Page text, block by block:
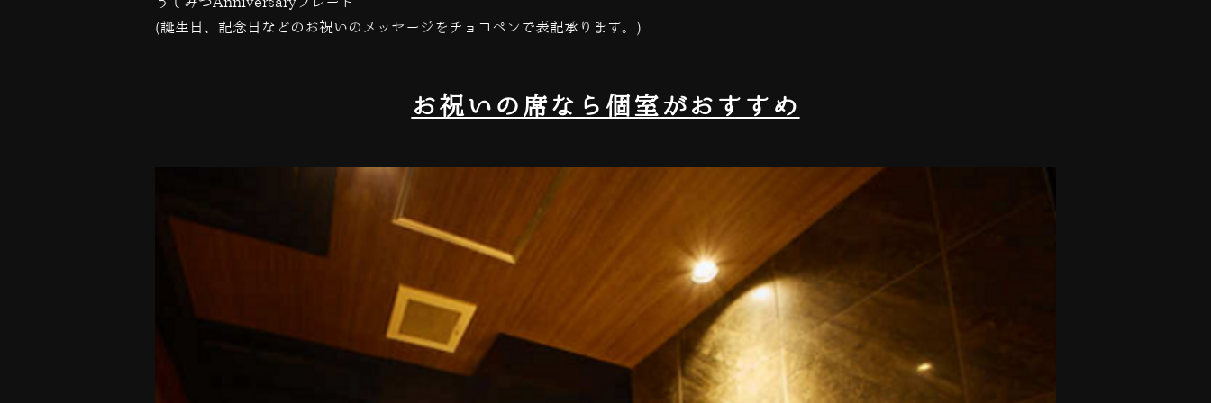
(誕生日、記念日などのお祝いのメッセージをチョコペンで表記承ります。)
お祝いの席なら個室がおすすめ